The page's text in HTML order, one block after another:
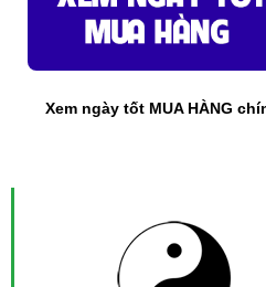
Xem ngày tốt MUA HÀNG